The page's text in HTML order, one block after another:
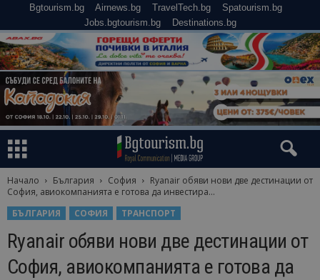
Bgtourism.bg Airnews.bg TravelTech.bg
Spatourism.bg
Jobs.bgtourism.bg
Destinations.bg
Начало България София
Rуаnаіr обяви нови две дестинации от
София, авиокомпанията е готова да инвecтиpa...
БЪЛГАРИЯ
СОФИЯ ТРАНСПОРТ
Rуаnаіr обяви нови две дестинации от
София, авиокомпанията е готова да